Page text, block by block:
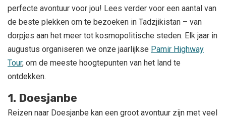
perfecte avontuur voor jou! Lees verder voor een aantal van
de beste plekken om te bezoeken in Tadzjikistan – van
dorpjes aan het meer tot kosmopolitische steden. Elk jaar in
augustus organiseren we onze jaarlijkse Pamir Highway
Tour, om de meeste hoogtepunten van het land te
ontdekken.
1. Doesjanbe
Reizen naar Doesjanbe kan een groot avontuur zijn met veel